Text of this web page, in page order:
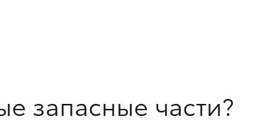
запасные части?